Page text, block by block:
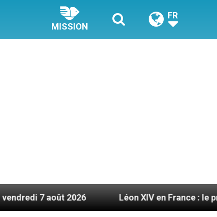
MISSION
FR
2026 Léon XIV en France : le